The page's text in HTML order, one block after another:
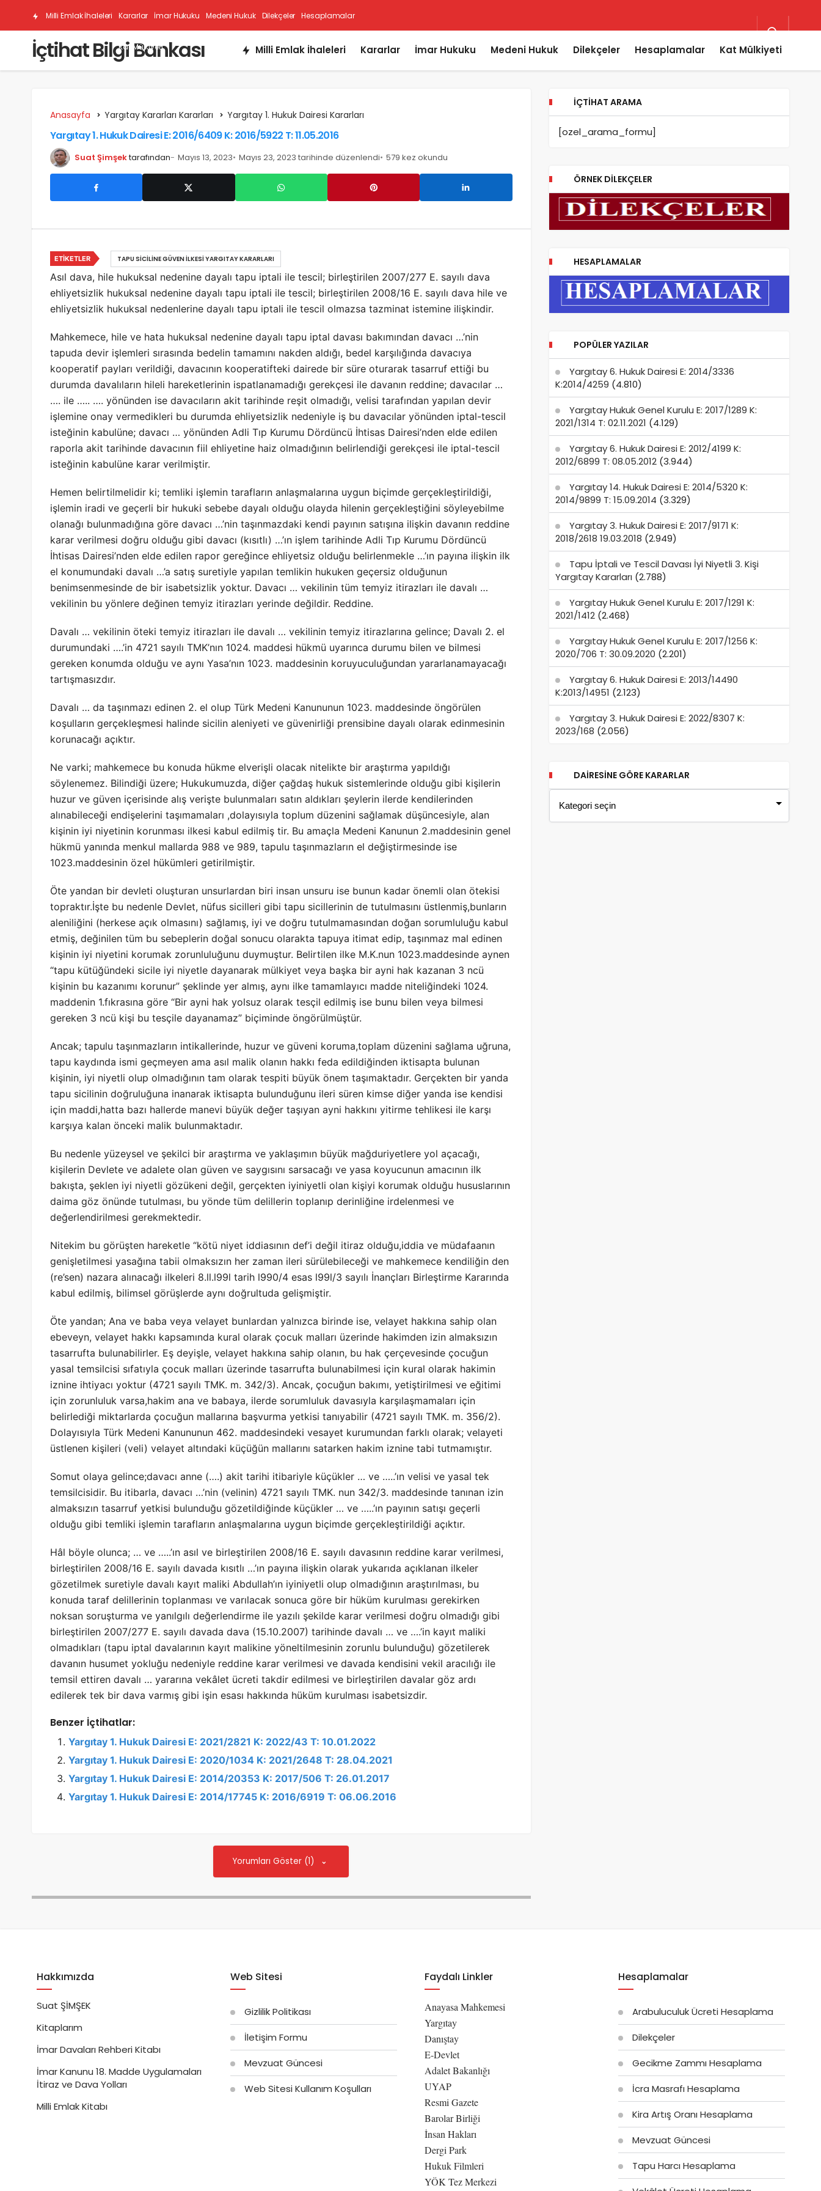
Milli Emlak İhaleleri Kararlar İmar Hukuku Medeni Hukuk Dilekçeler Hesaplamalar
Kat Mülkiyeti
İçtihat Bilgi Bankası Milli Emlak İhaleleri Kararlar İmar Hukuku Medeni Hukuk Dilekçeler Hesaplamalar Kat Mülkiyeti
Anasayfa Yargıtay Kararları Kararları Yargıtay 1. Hukuk Dairesi Kararları
Yargıtay 1. Hukuk Dairesi E: 2016/6409 K: 2016/5922 T: 11.05.2016
Suat Şimşektarafından Mayıs 13, 2023 Mayıs 23, 2023 tarihinde düzenlendi 579 kez okundu
Asıl dava, hile hukuksal nedenine dayalı tapu iptali ile tescil; birleştirilen 2007/277 E. sayılı dava
ehliyetsizlik hukuksal nedenine dayalı tapu iptali ile tescil; birleştirilen 2008/16 E. sayılı dava hile ve
ehliyetsizlik hukuksal nedenlerine dayalı tapu iptali ile tescil olmazsa tazminat istemine ilişkindir.
Mahkemece, hile ve hata hukuksal nedenine dayalı tapu iptal davası bakımından davacı …’nin
tapuda devir işlemleri sırasında bedelin tamamını nakden aldığı, bedel karşılığında davacıya
kooperatif payları verildiği, davacının kooperatifteki dairede bir süre oturarak tasarruf ettiği bu
durumda davalıların hileli hareketlerinin ispatlanamadığı gerekçesi ile davanın reddine; davacılar …
…. ile ….. …. yönünden ise davacıların akit tarihinde reşit olmadığı, velisi tarafından yapılan devir
işlemine onay vermedikleri bu durumda ehliyetsizlik nedeniyle iş bu davacılar yönünden iptal-tescil
isteğinin kabulüne; davacı … yönünden Adli Tıp Kurumu Dördüncü İhtisas Dairesi’nden elde edilen
raporla akit tarihinde davacının fiil ehliyetine haiz olmadığının belirlendiği gerekçesi ile iptal-tescil
isteğinin kabulüne karar verilmiştir.
Hemen belirtilmelidir ki; temliki işlemin tarafların anlaşmalarına uygun biçimde gerçekleştirildiği,
işlemin iradi ve geçerli bir hukuki sebebe dayalı olduğu olayda hilenin gerçekleştiğini söyleyebilme
olanağı bulunmadığına göre davacı …’nin taşınmazdaki kendi payının satışına ilişkin davanın reddine
karar verilmesi doğru olduğu gibi davacı (kısıtlı) …’ın işlem tarihinde Adli Tıp Kurumu Dördüncü
İhtisas Dairesi’nden elde edilen rapor gereğince ehliyetsiz olduğu belirlenmekle …’ın payına ilişkin ilk
el konumundaki davalı …’a satış suretiyle yapılan temlikin hukuken geçersiz olduğunun
benimsenmesinde de bir isabetsizlik yoktur. Davacı … vekilinin tüm temyiz itirazları ile davalı …
vekilinin bu yönlere değinen temyiz itirazları yerinde değildir. Reddine.
Davalı … vekilinin öteki temyiz itirazları ile davalı … vekilinin temyiz itirazlarına gelince; Davalı 2. el
durumundaki ….’in 4721 sayılı TMK’nın 1024. maddesi hükmü uyarınca durumu bilen ve bilmesi
gereken konumda olduğu ve aynı Yasa’nın 1023. maddesinin koruyuculuğundan yararlanamayacağı
tartışmasızdır.
Davalı … da taşınmazı edinen 2. el olup Türk Medeni Kanununun 1023. maddesinde öngörülen
koşulların gerçekleşmesi halinde sicilin aleniyeti ve güvenirliği prensibine dayalı olarak edinmesinin
korunacağı açıktır.
Ne varki; mahkemece bu konuda hükme elverişli olacak nitelikte bir araştırma yapıldığı
söylenemez. Bilindiği üzere; Hukukumuzda, diğer çağdaş hukuk sistemlerinde olduğu gibi kişilerin
huzur ve güven içerisinde alış verişte bulunmaları satın aldıkları şeylerin ilerde kendilerinden
alınabileceği endişelerini taşımamaları ,dolayısıyla toplum düzenini sağlamak düşüncesiyle, alan
kişinin iyi niyetinin korunması ilkesi kabul edilmiş tir. Bu amaçla Medeni Kanunun 2.maddesinin genel
hükmü yanında menkul mallarda 988 ve 989, tapulu taşınmazların el değiştirmesinde ise
1023.maddesinin özel hükümleri getirilmiştir.
Öte yandan bir devleti oluşturan unsurlardan biri insan unsuru ise bunun kadar önemli olan ötekisi
topraktır.İşte bu nedenle Devlet, nüfus sicilleri gibi tapu sicillerinin de tutulmasını üstlenmiş,bunların
aleniliğini (herkese açık olmasını) sağlamış, iyi ve doğru tutulmamasından doğan sorumluluğu kabul
etmiş, değinilen tüm bu sebeplerin doğal sonucu olarakta tapuya itimat edip, taşınmaz mal edinen
kişinin iyi niyetini korumak zorunluluğunu duymuştur. Belirtilen ilke M.K.nun 1023.maddesinde aynen
“tapu kütüğündeki sicile iyi niyetle dayanarak mülkiyet veya başka bir ayni hak kazanan 3 ncü
kişinin bu kazanımı korunur” şeklinde yer almış, aynı ilke tamamlayıcı madde niteliğindeki 1024.
maddenin 1.fıkrasına göre “Bir ayni hak yolsuz olarak tesçil edilmiş ise bunu bilen veya bilmesi
gereken 3 ncü kişi bu tesçile dayanamaz” biçiminde öngörülmüştür.
Ancak; tapulu taşınmazların intikallerinde, huzur ve güveni koruma,toplam düzenini sağlama uğruna,
tapu kaydında ismi geçmeyen ama asıl malik olanın hakkı feda edildiğinden iktisapta bulunan
kişinin, iyi niyetli olup olmadığının tam olarak tespiti büyük önem taşımaktadır. Gerçekten bir yanda
tapu sicilinin doğruluğuna inanarak iktisapta bulunduğunu ileri süren kimse diğer yanda ise kendisi
için maddi,hatta bazı hallerde manevi büyük değer taşıyan ayni hakkını yitirme tehlikesi ile karşı
karşıya kalan önceki malik bulunmaktadır.
Bu nedenle yüzeysel ve şekilci bir araştırma ve yaklaşımın büyük mağduriyetlere yol açacağı,
kişilerin Devlete ve adalete olan güven ve saygısını sarsacağı ve yasa koyucunun amacının ilk
bakışta, şeklen iyi niyetli gözükeni değil, gerçekten iyiniyetli olan kişiyi korumak olduğu hususlarının
daima göz önünde tutulması, bu yönde tüm delillerin toplanıp derinliğine irdelenmesi ve
değerlendirilmesi gerekmektedir.
Nitekim bu görüşten hareketle “kötü niyet iddiasının def’i değil itiraz olduğu,iddia ve müdafaanın
genişletilmesi yasağına tabii olmaksızın her zaman ileri sürülebileceği ve mahkemece kendiliğin den
(re’sen) nazara alınacağı ilkeleri 8.ll.l99l tarih l990/4 esas l99l/3 sayılı İnançları Birleştirme Kararında
kabul edilmiş, bilimsel görüşlerde aynı doğrultuda gelişmiştir.
Öte yandan; Ana ve baba veya velayet bunlardan yalnızca birinde ise, velayet hakkına sahip olan
ebeveyn, velayet hakkı kapsamında kural olarak çocuk malları üzerinde hakimden izin almaksızın
tasarrufta bulunabilirler. Eş deyişle, velayet hakkına sahip olanın, bu hak çerçevesinde çocuğun
yasal temsilcisi sıfatıyla çocuk malları üzerinde tasarrufta bulunabilmesi için kural olarak hakimin
iznine ihtiyacı yoktur (4721 sayılı TMK. m. 342/3). Ancak, çocuğun bakımı, yetiştirilmesi ve eğitimi
için zorunluluk varsa,hakim ana ve babaya, ilerde sorumluluk davasıyla karşılaşmamaları için
belirlediği miktarlarda çocuğun mallarına başvurma yetkisi tanıyabilir (4721 sayılı TMK. m. 356/2).
Dolayısıyla Türk Medeni Kanununun 462. maddesindeki vesayet kurumundan farklı olarak; velayeti
üstlenen kişileri (veli) velayet altındaki küçüğün mallarını satarken hakim iznine tabi tutmamıştır.
Somut olaya gelince;davacı anne (….) akit tarihi itibariyle küçükler … ve …..’ın velisi ve yasal tek
temsilcisidir. Bu itibarla, davacı …’nin (velinin) 4721 sayılı TMK. nun 342/3. maddesinde tanınan izin
almaksızın tasarruf yetkisi bulunduğu gözetildiğinde küçükler … ve …..’ın payının satışı geçerli
olduğu gibi temliki işlemin tarafların anlaşmalarına uygun biçimde gerçekleştirildiği açıktır.
Hâl böyle olunca; … ve …..’ın asıl ve birleştirilen 2008/16 E. sayılı davasının reddine karar verilmesi,
birleştirilen 2008/16 E. sayılı davada kısıtlı …’ın payına ilişkin olarak yukarıda açıklanan ilkeler
gözetilmek suretiyle davalı kayıt maliki Abdullah’ın iyiniyetli olup olmadığının araştırılması, bu
konuda taraf delillerinin toplanması ve varılacak sonuca göre bir hüküm kurulması gerekirken
noksan soruşturma ve yanılgılı değerlendirme ile yazılı şekilde karar verilmesi doğru olmadığı gibi
birleştirilen 2007/277 E. sayılı davada dava (15.10.2007) tarihinde davalı … ve ….’in kayıt maliki
olmadıkları (tapu iptal davalarının kayıt malikine yöneltilmesinin zorunlu bulunduğu) gözetilerek
davanın husumet yokluğu nedeniyle reddine karar verilmesi ve davada kendisini vekil aracılığı ile
temsil ettiren davalı … yararına vekâlet ücreti takdir edilmesi ve birleştirilen davalar göz ardı
edilerek tek bir dava varmış gibi işin esası hakkında hüküm kurulması isabetsizdir.
Benzer İçtihatlar:
Yargıtay 1. Hukuk Dairesi E: 2021/2821 K: 2022/43 T: 10.01.2022
Yargıtay 1. Hukuk Dairesi E: 2020/1034 K: 2021/2648 T: 28.04.2021
Yargıtay 1. Hukuk Dairesi E: 2014/20353 K: 2017/506 T: 26.01.2017
Yargıtay 1. Hukuk Dairesi E: 2014/17745 K: 2016/6919 T: 06.06.2016
ETIKETLER TAPU SICILINE GÜVEN İLKESI YARGITAY KARARLARI
Yorumları Göster (1)
İÇTIHAT ARAMA
[ozel_arama_formu]
ÖRNEK DILEKÇELER
HESAPLAMALAR
POPÜLER YAZILAR
Yargıtay 6. Hukuk Dairesi E: 2014/3336
K:2014/4259 (4.810)
Yargıtay Hukuk Genel Kurulu E: 2017/1289 K:
2021/1314 T: 02.11.2021 (4.129)
Yargıtay 6. Hukuk Dairesi E: 2012/4199 K:
2012/6899 T: 08.05.2012 (3.944)
Yargıtay 14. Hukuk Dairesi E: 2014/5320 K:
2014/9899 T: 15.09.2014 (3.329)
Yargıtay 3. Hukuk Dairesi E: 2017/9171 K:
2018/2618 19.03.2018 (2.949)
Tapu İptali ve Tescil Davası İyi Niyetli 3. Kişi
Yargıtay Kararları (2.788)
Yargıtay Hukuk Genel Kurulu E: 2017/1291 K:
2021/1412 (2.468)
Yargıtay Hukuk Genel Kurulu E: 2017/1256 K:
2020/706 T: 30.09.2020 (2.201)
Yargıtay 6. Hukuk Dairesi E: 2013/14490
K:2013/14951 (2.123)
Yargıtay 3. Hukuk Dairesi E: 2022/8307 K:
2023/168 (2.056)
DAIRESINE GÖRE KARARLAR
Hakkımızda
Suat ŞİMŞEK
Kitaplarım
İmar Davaları Rehberi Kitabı
İmar Kanunu 18. Madde Uygulamaları
İtiraz ve Dava Yolları
Milli Emlak Kitabı
Web Sitesi
Gizlilik Politikası
İletişim Formu
Mevzuat Güncesi
Web Sitesi Kullanım Koşulları
Faydalı Linkler
Anayasa Mahkemesi
Yargıtay
Danıştay
E-Devlet
Adalet Bakanlığı
UYAP
Resmi Gazete
Barolar Birliği
İnsan Hakları
Dergi Park
Hukuk Filmleri
YÖK Tez Merkezi
Hesaplamalar
Arabuluculuk Ücreti Hesaplama
Dilekçeler
Gecikme Zammı Hesaplama
İcra Masrafı Hesaplama
Kira Artış Oranı Hesaplama
Mevzuat Güncesi
Tapu Harcı Hesaplama